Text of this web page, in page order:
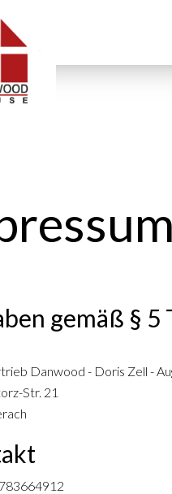
gemäß § 5
Danwood - Doris Zell -
Str. 21